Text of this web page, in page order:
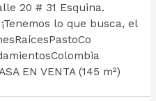
20 # 31 Esquina.
lo que busca, el
EN VENTA (145 m²)